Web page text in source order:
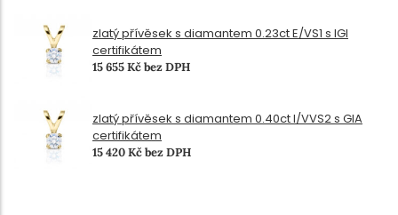
zlatý přívěsek s diamantem 0.23ct E/VS1 s IGI
certifikátem
15 655 Kč bez DPH
zlatý přívěsek s diamantem 0.40ct I/VVS2 s GIA
certifikátem
15 420 Kč bez DPH